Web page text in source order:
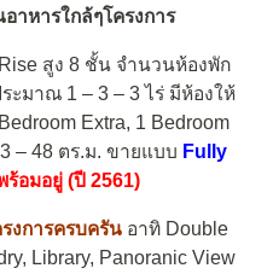
าหารใกล้ๆโครงการ
สูง 8 ชั้น จำนวนห้องพัก
ะมาณ 1 – 3 – 3 ไร่ มีห้องให้
Extra, 1 Bedroom
– 48 ตร.ม. ขายแบบ Fully
ร้อมอยู่ (ปี 2561)
งการครบครัน อาทิ Double
Library, Panoranic View